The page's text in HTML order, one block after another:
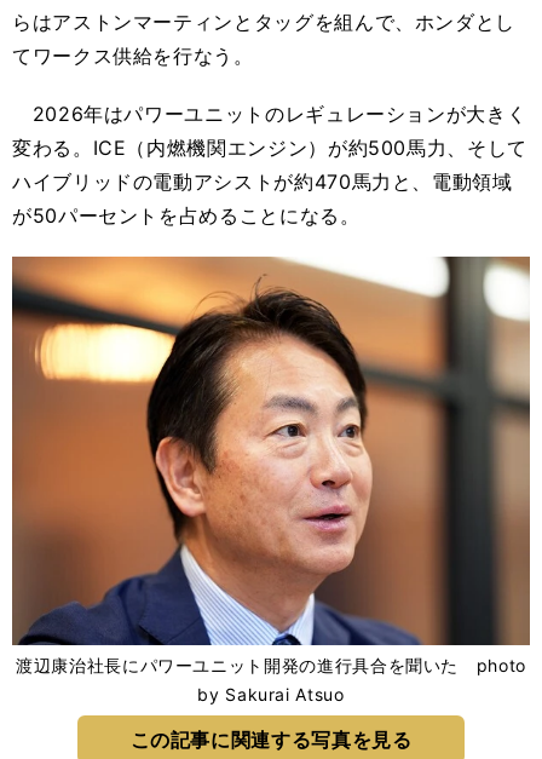
らはアストンマーティンとタッグを組んで、ホンダとし
てワークス供給を行なう。
2026年はパワーユニットのレギュレーションが大きく
変わる。ICE（内燃機関エンジン）が約500馬力、そして
ハイブリッドの電動アシストが約470馬力と、電動領域
が50パーセントを占めることになる。
渡辺康治社長にパワーユニット開発の進行具合を聞いた photo
by Sakurai Atsuo
この記事に関連する写真を見る